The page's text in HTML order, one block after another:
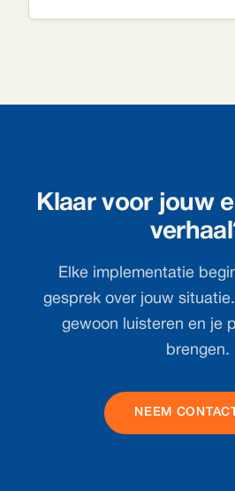
batterijregelgeving en B2B-
Klaar voor jouw
Elke implementatie
gesprek over jouw
gewoon luisteren en je
brengen.
NEEM